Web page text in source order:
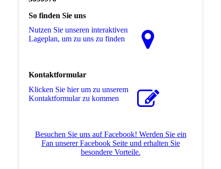
So finden Sie uns
Nutzen Sie unseren interaktiven
La­ge­plan, um zu uns zu finden
Kontaktformular
Klicken Sie hier um zu unserem
Kon­takt­for­mu­lar zu kommen
Besuchen Sie uns auf Facebook! Werden Sie ein
Fan unserer Facebook Seite und erhalten Sie
besondere Vorteile.